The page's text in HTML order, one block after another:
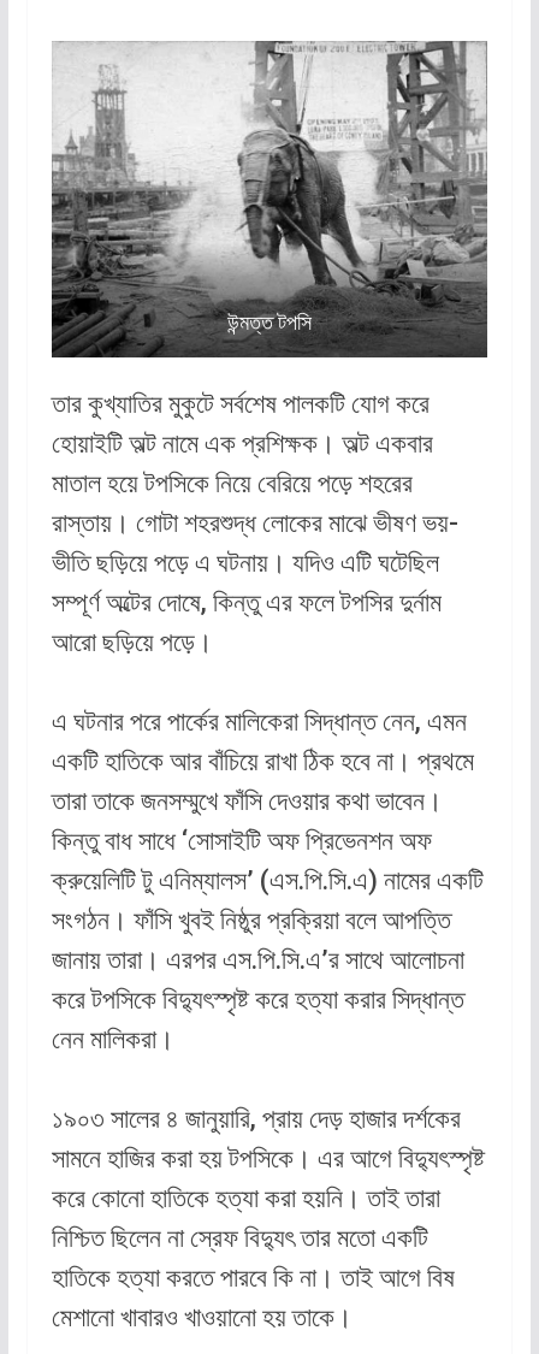
উন্মত্ত টপসি
তার কুখ্যাতির মুকুটে সর্বশেষ পালকটি যোগ করে
হোয়াইটি অল্ট নামে এক প্রশিক্ষক। অল্ট একবার
মাতাল হয়ে টপসিকে নিয়ে বেরিয়ে পড়ে শহরের
রাস্তায়। গোটা শহরশুদ্ধ লোকের মাঝে ভীষণ ভয়-
ভীতি ছড়িয়ে পড়ে এ ঘটনায়। যদিও এটি ঘটেছিল
সম্পূর্ণ অল্টের দোষে, কিন্তু এর ফলে টপসির দুর্নাম
আরো ছড়িয়ে পড়ে।
এ ঘটনার পরে পার্কের মালিকেরা সিদ্ধান্ত নেন, এমন
একটি হাতিকে আর বাঁচিয়ে রাখা ঠিক হবে না। প্রথমে
তারা তাকে জনসম্মুখে ফাঁসি দেওয়ার কথা ভাবেন।
কিন্তু বাধ সাধে ‘সোসাইটি অফ প্রিভেনশন অফ
ক্রুয়েলিটি টু এনিম্যালস’ (এস.পি.সি.এ) নামের একটি
সংগঠন। ফাঁসি খুবই নিষ্ঠুর প্রক্রিয়া বলে আপত্তি
জানায় তারা। এরপর এস.পি.সি.এ’র সাথে আলোচনা
করে টপসিকে বিদ্যুৎস্পৃষ্ট করে হত্যা করার সিদ্ধান্ত
নেন মালিকরা।
১৯০৩ সালের ৪ জানুয়ারি, প্রায় দেড় হাজার দর্শকের
সামনে হাজির করা হয় টপসিকে। এর আগে বিদ্যুৎস্পৃষ্ট
করে কোনো হাতিকে হত্যা করা হয়নি। তাই তারা
নিশ্চিত ছিলেন না স্রেফ বিদ্যুৎ তার মতো একটি
হাতিকে হত্যা করতে পারবে কি না। তাই আগে বিষ
মেশানো খাবারও খাওয়ানো হয় তাকে।